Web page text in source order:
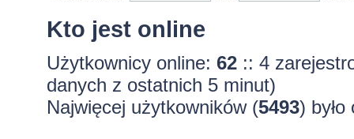
Kto jest online
Użytkownicy online: 62:: 4
danych z ostatnich 5 minut)
Najwięcej użytkowników (5493)